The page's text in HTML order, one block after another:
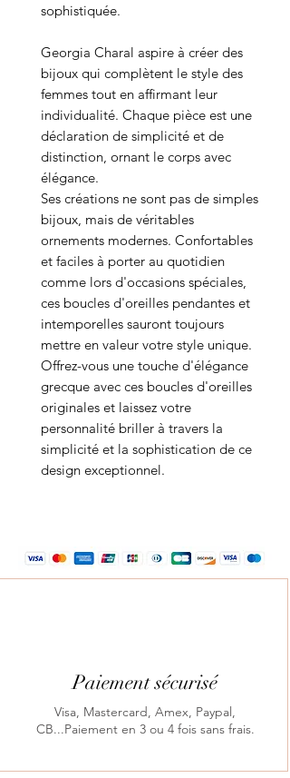
sophistiquée.
Georgia Charal aspire à créer des
bijoux qui complètent le style des
femmes tout en affirmant leur
individualité. Chaque pièce est une
déclaration de simplicité et de
distinction, ornant le corps avec
élégance.
Ses créations ne sont pas de simples
bijoux, mais de véritables
ornements modernes. Confortables
et faciles à porter au quotidien
comme lors d'occasions spéciales,
ces boucles d'oreilles pendantes et
intemporelles sauront toujours
mettre en valeur votre style unique.
Offrez-vous une touche d'élégance
grecque avec ces boucles d'oreilles
originales et laissez votre
personnalité briller à travers la
simplicité et la sophistication de ce
design exceptionnel.
Paiement sécurisé
Visa, Mastercard, Amex, Paypal,
CB...Paiement en 3 ou 4 fois sans frais.